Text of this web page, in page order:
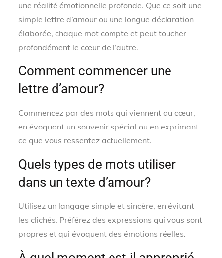
une réalité émotionnelle profonde. Que ce soit une
simple lettre d’amour ou une longue déclaration
élaborée, chaque mot compte et peut toucher
profondément le cœur de l’autre.
Comment commencer une
lettre d’amour?
Commencez par des mots qui viennent du cœur,
en évoquant un souvenir spécial ou en exprimant
ce que vous ressentez actuellement.
Quels types de mots utiliser
dans un texte d’amour?
Utilisez un langage simple et sincère, en évitant
les clichés. Préférez des expressions qui vous sont
propres et qui évoquent des émotions réelles.